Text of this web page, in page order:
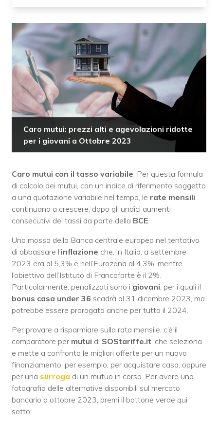
Caro mutui: prezzi alti e agevolazioni ridotte
per i giovani a Ottobre 2023
Caro mutui con il tasso variabile. Per questa formula
di calcolo dei mutui, con un indice di riferimento soggetto
a una quotazione variabile nel tempo, le rate mensili
continuano a crescere, dopo gli undici aumenti
consecutivi dei tassi da parte della BCE.
Una mossa della Banca centrale europea nel tentativo
di abbassare l’inflazione che, in Italia, a settembre
2023 era al 5,3% e nell’Eurozona al 4,3%, mentre
l’obiettivo dell’Istituto di Francoforte è il 2%.
Particolarmente, penalizzati sono i giovani, per i quali il
bonus casa under 36 scadrà al 31 dicembre 2023, ma
potrebbe essere prorogato anche per tutto il 2024.
Per provare a risparmiare sulla rata mensile, c’è il
comparatore per mutui di SOStariffe.it, che seleziona
e mette a confronto le migliori offerte per un nuovo
finanziamento, per esempio, per acquistare casa, oppure
per una surroga di un mutuo in corso. Per avere una
fotografia delle alternative disponibili sul mercato
bancario a ottobre 2023, premi il bottone verde qui
sotto: